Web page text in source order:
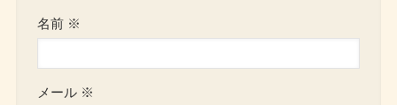
名前 ※
メール ※